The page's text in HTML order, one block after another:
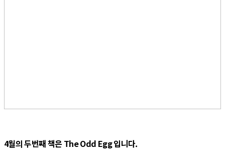
4월의 두번째 책은 The Odd Egg 입니다.